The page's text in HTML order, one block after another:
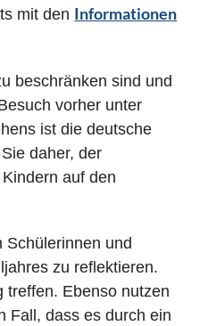
mit den Informationen
beschränken sind und
vorher unter
ist die deutsche
daher, der
auf den
und
zu reflektieren.
treffen. Ebenso nutzen
Fall, dass es durch ein